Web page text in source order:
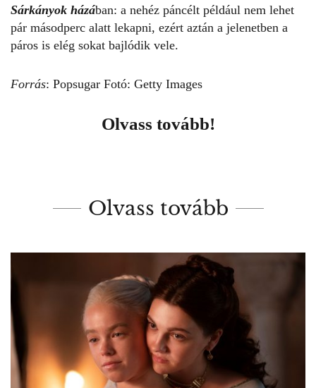
Sárkányok házában: a nehéz páncélt például nem lehet
pár másodperc alatt lekapni, ezért aztán a jelenetben a
páros is elég sokat bajlódik vele.
Forrás: Popsugar Fotó: Getty Images
Olvass tovább!
Olvass tovább